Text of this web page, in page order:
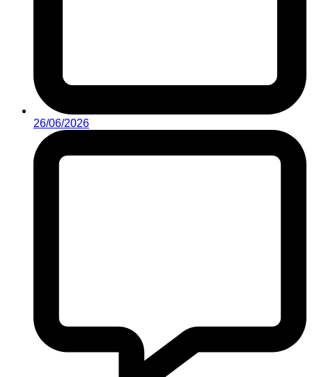
26/06/2026